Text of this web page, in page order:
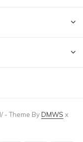
- Theme ByDMWS x